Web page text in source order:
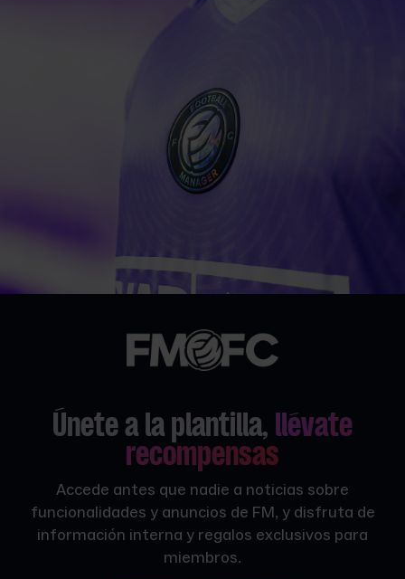
Únete a la plantilla, llévate
recompensas
Accede antes que nadie a noticias sobre
funcionalidades y anuncios de FM, y disfruta de
información interna y regalos exclusivos para
miembros.